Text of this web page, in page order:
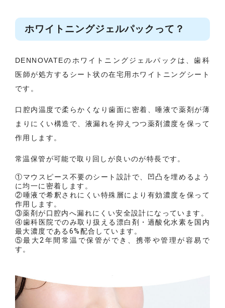
ホワイトニングジェルパックって？
DENNOVATEのホワイトニングジェルパックは、歯科
医師が処方するシート状の在宅用ホワイトニングシート
です。
口腔内温度で柔らかくなり歯面に密着、唾液で薬剤が薄
まりにくい構造で、液漏れを抑えつつ薬剤濃度を保って
作用します。
常温保管が可能で取り回しが良いのが特長です。
①マウスピース不要のシート設計で、凹凸を埋めるよう
に均一に密着します。
②唾液で希釈されにくい特殊層により有効濃度を保って
作用します。
③薬剤が口腔内へ漏れにくい安全設計になっています。
④歯科医院でのみ取り扱える漂白剤・過酸化水素を国内
最大濃度である6%配合しています。
⑤最大2年間常温で保管ができ、携帯や管理が容易で
す。